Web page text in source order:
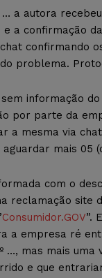
… a autora
a confirmação
confirmando
problema.
informação
por parte da
a mesma via
mais 05
com o
reclamação site
Consumidor.GOV”.
a empresa ré
…, mas mais uma
e que